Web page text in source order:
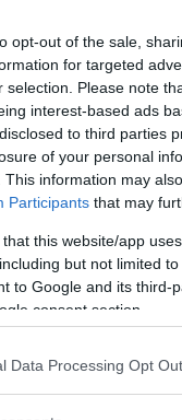
opt-out of the sale,
for targeted
selection. Please note
interest-based ads
to third parties
of your personal
This information may
Participants that may
that this website/app
but not limited
to Google and its third-
consent section.
Data Processing Opt
l’epilogo della
avere una
Vi
Denise
La speranza
Maggio
Mauro
solo 6 anni
a nascondino